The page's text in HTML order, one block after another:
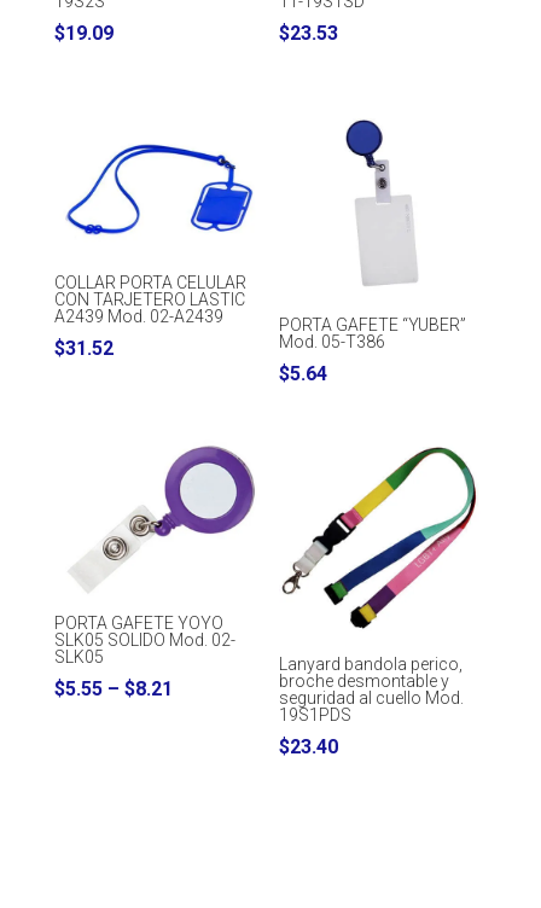
$19.09 $23.53
COLLAR PORTA CELULAR
CON TARJETERO LASTIC
A2439 Mod. 02-A2439
$31.52
PORTA GAFETE “YUBER”
Mod. 05-T386
$5.64
PORTA GAFETE YOYO
SLK05 SOLIDO Mod. 02-
SLK05
$5.55 – $8.21
Lanyard bandola perico,
broche desmontable y
seguridad al cuello Mod.
19S1PDS
$23.40